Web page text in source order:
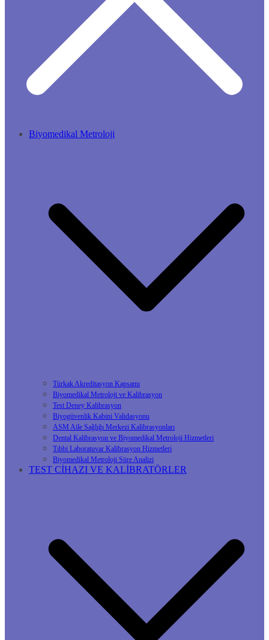
Biyomedikal Metroloji
Türkak Akreditasyon Kapsamı
Biyomedikal Metroloji ve Kalibrasyon
Test Deney Kalibrasyon
Biyogüvenlik Kabini Validasyonu
ASM Aile Sağlığı Merkezi Kalibrasyonları
Dental Kalibrasyon ve Biyomedikal Metroloji Hizmetleri
Tıbbi Laboratuvar Kalibrasyon Hizmetleri
Biyomedikal Metroloji Süre Analizi
TEST CİHAZI VE KALİBRATÖRLER